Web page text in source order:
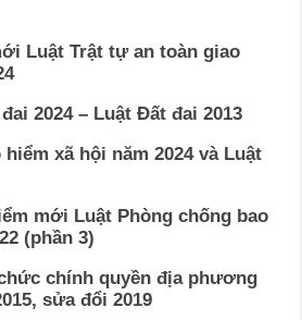
Luật Trật tự an toàn giao
2024 – Luật Đất đai 2013
xã hội năm 2024 và Luật
mới Luật Phòng chống bao
(phần 3)
chính quyền địa phương
sửa đổi 2019